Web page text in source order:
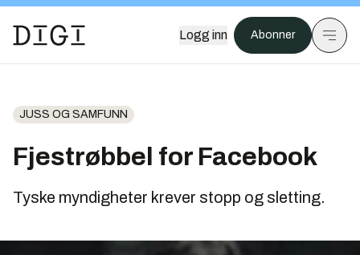
Logg inn Abonner
JUSS OG SAMFUNN
Fjestrøbbel for Facebook
Tyske myndigheter krever stopp og sletting.